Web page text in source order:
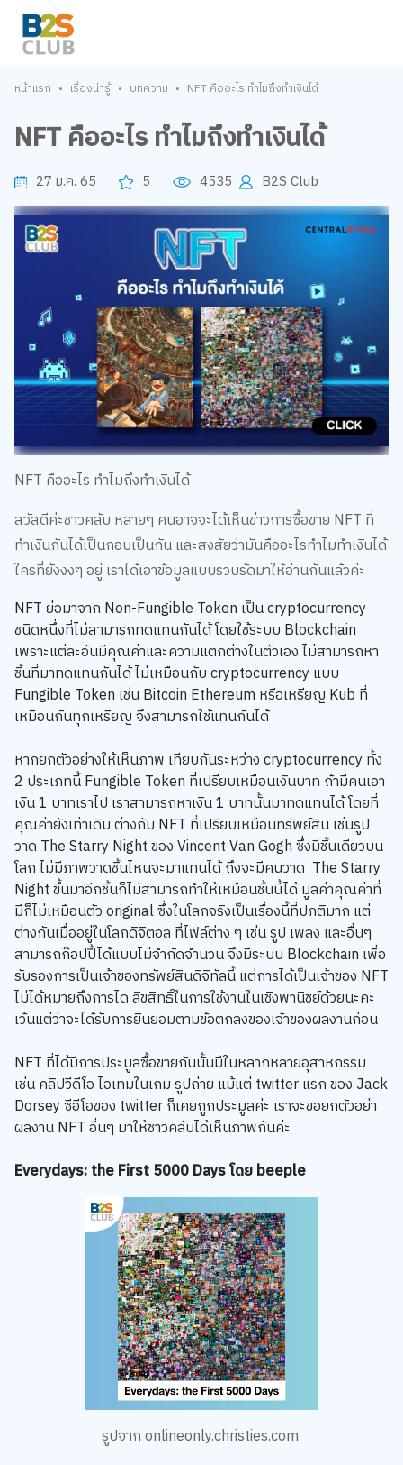
หน้าแรก • เรื่องน่ารู้ • บทความ • NFT คืออะไร ทำไมถึงทำเงินได้
NFT คืออะไร ทำไมถึงทำเงินได้
27 ม.ค. 65 5 4535 B2S Club
NFT คืออะไร ทำไมถึงทำเงินได้
สวัสดีค่ะชาวคลับ หลายๆ คนอาจจะได้เห็นข่าวการซื้อขาย NFT ที่
ทำเงินกันได้เป็นกอบเป็นกัน และสงสัยว่ามันคืออะไรทำไมทำเงินได้
ใครที่ยังงงๆ อยู่ เราได้เอาข้อมูลแบบรวบรัดมาให้อ่านกันแล้วค่ะ
NFT ย่อมาจาก Non-Fungible Token เป็น cryptocurrency
ชนิดหนึ่งที่ไม่สามารถทดแทนกันได้ โดยใช้ระบบ Blockchain
เพราะแต่ละอันมีคุณค่าและความแตกต่างในตัวเอง ไม่สามารถหา
ชิ้นที่มาทดแทนกันได้ ไม่เหมือนกับ cryptocurrency แบบ
Fungible Token เช่น Bitcoin Ethereum หรือเหรียญ Kub ที่
เหมือนกันทุกเหรียญ จึงสามารถใช้แทนกันได้
หากยกตัวอย่างให้เห็นภาพ เทียบกันระหว่าง cryptocurrency ทั้ง
2 ประเภทนี้ Fungible Token ที่เปรียบเหมือนเงินบาท ถ้ามีคนเอา
เงิน 1 บาทเราไป เราสามารถหาเงิน 1 บาทนั้นมาทดแทนได้ โดยที่
คุณค่ายังเท่าเดิม ต่างกับ NFT ที่เปรียบเหมือนทรัพย์สิน เช่นรูป
วาด The Starry Night ของ Vincent Van Gogh ซึ่งมีชิ้นเดียวบน
โลก ไม่มีภาพวาดชิ้นไหนจะมาแทนได้ ถึงจะมีคนวาด The Starry
Night ขึ้นมาอีกชิ้นก็ไม่สามารถทำให้เหมือนชิ้นนี้ได้ มูลค่าคุณค่าที่
มีก็ไม่เหมือนตัว original ซึ่งในโลกจริงเป็นเรื่องนี้ที่ปกติมาก แต่
ต่างกันเมื่ออยู่ในโลกดิจิตอล ที่ไฟล์ต่าง ๆ เช่น รูป เพลง และอื่นๆ
สามารถก๊อปปี้ได้แบบไม่จำกัดจำนวน จึงมีระบบ Blockchain เพื่อ
รับรองการเป็นเจ้าของทรัพย์สินดิจิทัลนี้ แต่การได้เป็นเจ้าของ NFT
ไม่ได้หมายถึงการได ลิขสิทธิ์ในการใช้งานในเชิงพานิชย์ด้วยนะคะ
เว้นแต่ว่าจะได้รับการยินยอมตามข้อตกลงของเจ้าของผลงานก่อน
NFT ที่ได้มีการประมูลซื้อขายกันนั้นมีในหลากหลายอุสาหกรรม
เช่น คลิปวีดีโอ ไอเทมในเกม รูปถ่าย แม้แต่ twitter แรก ของ Jack
Dorsey ซีอีโอของ twitter ก็เคยถูกประมูลค่ะ เราจะขอยกตัวอย่า
ผลงาน NFT อื่นๆ มาให้ชาวคลับได้เห็นภาพกันค่ะ
Everydays: the First 5000 Days โดย beeple
รูปจากonlineonly.christies.com